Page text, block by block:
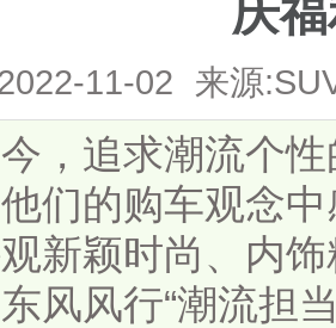
庆
11-02 来源
，追求潮流个
们的购车观念
新颖时尚、内
风风行“潮流担